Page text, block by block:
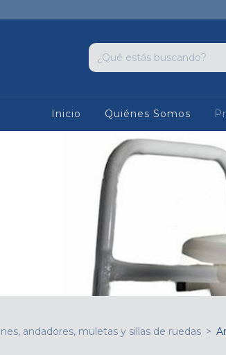
Inicio Quiénes Somos
andadores, muletas y sillas de ruedas >